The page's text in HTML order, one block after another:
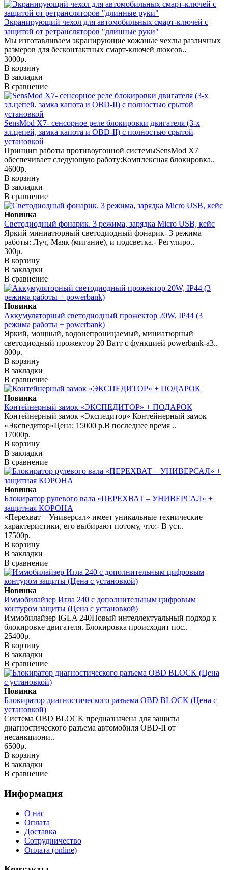
Экранирующий чехол для автомобильных смарт-ключей с
защитой от ретрансляторов "длинные руки"
Мы изготавливаем экранирующие кожаные чехлы различных
размеров для бесконтактных смарт-ключей люксов..
3000р.
В корзину
В закладки
В сравнение
SensMod X7- сенсорное реле блокировки двигателя (3-х
эл.цепей, замка капота и OBD-II) с полностью срытой
установкой
Принцип работы противоугонной системыSensMod X7
обеспечивает следующую работу:Комплексная блокировка..
4600р.
В корзину
В закладки
В сравнение
Новинка
Светодиодный фонарик. 3 режима, зарядка Micro USB, кейс
Яркий миниатюрный светодиодный фонарик- 3 режима
работы: Луч, Маяк (мигание), и подсветка.- Регулиро..
300р.
В корзину
В закладки
В сравнение
Новинка
Аккумуляторный светодиодный прожектор 20W, IP44 (3
режима работы + powerbank)
Яркий, мощный, водонепроницаемый, миниатюрный
светодиодный прожектор 20 Ватт с функцией powerbank-а3..
800р.
В корзину
В закладки
В сравнение
Новинка
Контейнерный замок «ЭКСПЕДИТОР» + ПОДАРОК
Контейнерный замок «Экспедитор» Контейнерный замок
«Экспедитор»Цена: 15000 р.В последнее время ..
17000р.
В корзину
В закладки
В сравнение
Новинка
Блокиратор рулевого вала «ПЕРЕХВАТ – УНИВЕРСАЛ» +
защитная КОРОНА
«Перехват – Универсал» имеет уникальные технические
характеристики, его выбирают потому, что:- В уст..
17500р.
В корзину
В закладки
В сравнение
Новинка
Иммобилайзер Игла 240 с дополнительным цифровым
контуром защиты (Цена с установкой)
Иммобилайзер IGLA 240Новый интеллектуальный подход к
блокировке двигателя. Блокировка происходит пос..
25400р.
В корзину
В закладки
В сравнение
Новинка
Блокиратор диагностического разъема OBD BLOCK (Цена с
установкой)
Система OBD BLOCK предназначена для защиты
диагностического разъема автомобиля OBD-II от
несанкциони..
6500р.
В корзину
В закладки
В сравнение
Информация
О нас
Оплата
Доставка
Сотрудничество
Оплата (online)